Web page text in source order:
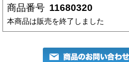
商品番号 11680320
本商品は販売を終了しました